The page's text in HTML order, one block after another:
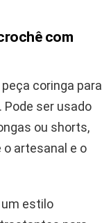
com
coringa para
ser usado
ou shorts,
o artesanal e o
estilo